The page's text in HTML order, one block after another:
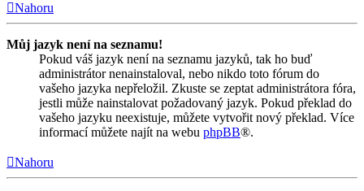
Nahoru
Můj jazyk není na seznamu!
Pokud váš jazyk není na seznamu jazyků, tak ho buď
administrátor nenainstaloval, nebo nikdo toto fórum do
vašeho jazyka nepřeložil. Zkuste se zeptat administrátora fóra,
jestli může nainstalovat požadovaný jazyk. Pokud překlad do
vašeho jazyku neexistuje, můžete vytvořit nový překlad. Více
informací můžete najít na webu phpBB®.
Nahoru